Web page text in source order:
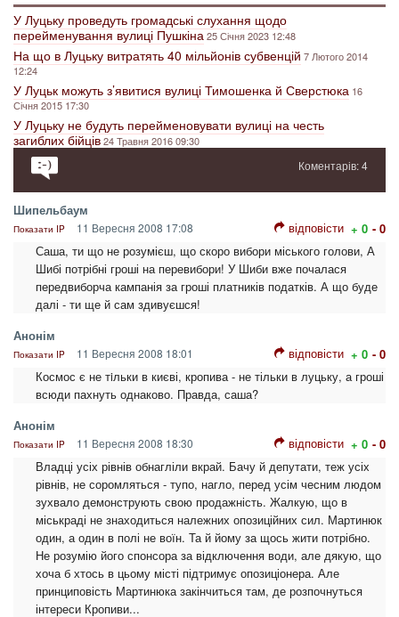
У Луцьку проведуть громадські слухання щодо
перейменування вулиці Пушкіна25 Січня 2023 12:48
На що в Луцьку витратять 40 мільйонів субвенцій 7 Лютого 2014
12:24
У Луцьк можуть з’явитися вулиці Тимошенка й Сверстюка 16
Січня 2015 17:30
У Луцьку не будуть перейменовувати вулиці на честь
загиблих бійців24 Травня 2016 09:30
Коментарів: 4
Шипельбаум
Показати IP 11 Вересня 2008 17:08 відповісти + 0 - 0
Саша, ти що не розумієш, що скоро вибори міського голови, А
Шибі потрібні гроші на перевибори! У Шиби вже почалася
передвиборча кампанія за гроші платників податків. А що буде
далі - ти ще й сам здивуєшся!
Анонім
Показати IP 11 Вересня 2008 18:01 відповісти + 0 - 0
Космос є не тiльки в києві, кропива - не тільки в луцьку, а гроші
всюди пахнуть однаково. Правда, саша?
Анонім
Показати IP 11 Вересня 2008 18:30 відповісти + 0 - 0
Владці усіх рівнів обнагліли вкрай. Бачу й депутати, теж усіх
рівнів, не соромляться - тупо, нагло, перед усім чесним людом
зухвало демонструють свою продажність. Жалкую, що в
міськраді не знаходиться належних опозиційних сил. Мартинюк
один, а один в полі не воїн. Та й йому за щось жити потрібно.
Не розумію його спонсора за відключення води, але дякую, що
хоча б хтось в цьому місті підтримує опозиціонера. Але
принциповість Мартинюка закінчиться там, де розпочнуться
інтереси Кропиви...